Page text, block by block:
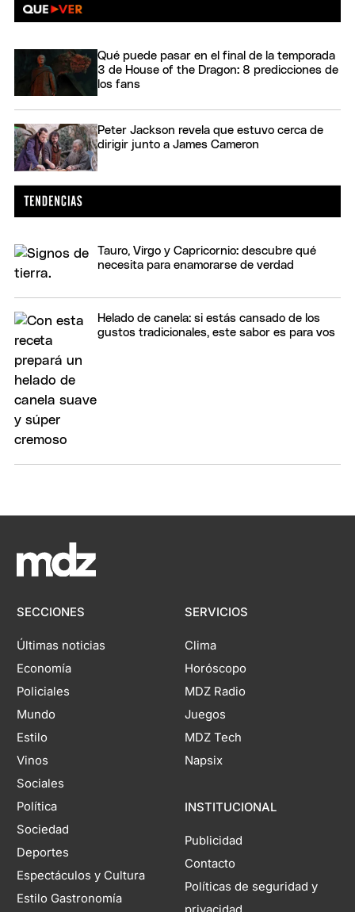
Qué puede pasar en el final de la temporada
3 de House of the Dragon: 8 predicciones de
los fans
Peter Jackson revela que estuvo cerca de
dirigir junto a James Cameron
Tauro, Virgo y Capricornio: descubre qué
necesita para enamorarse de verdad
Helado de canela: si estás cansado de los
gustos tradicionales, este sabor es para vos
SECCIONES
Últimas noticias
Economía
Policiales
Mundo
Estilo
Vinos
Sociales
Política
Sociedad
Deportes
Espectáculos y Cultura
Estilo Gastronomía
SERVICIOS
Clima
Horóscopo
MDZ Radio
Juegos
MDZ Tech
Napsix
INSTITUCIONAL
Publicidad
Contacto
Políticas de seguridad y